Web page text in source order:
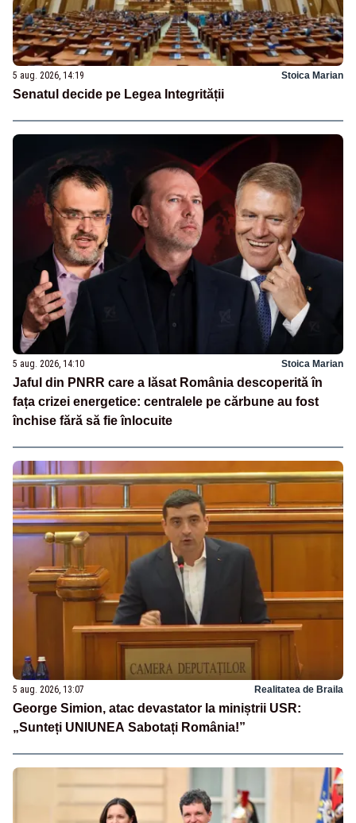
5 aug. 2026, 14:19 Stoica Marian
Senatul decide pe Legea Integrității
5 aug. 2026, 14:10 Stoica Marian
Jaful din PNRR care a lăsat România descoperită în
fața crizei energetice: centralele pe cărbune au fost
închise fără să fie înlocuite
5 aug. 2026, 13:07 Realitatea de Braila
George Simion, atac devastator la miniștrii USR:
„Sunteți UNIUNEA Sabotați România!”